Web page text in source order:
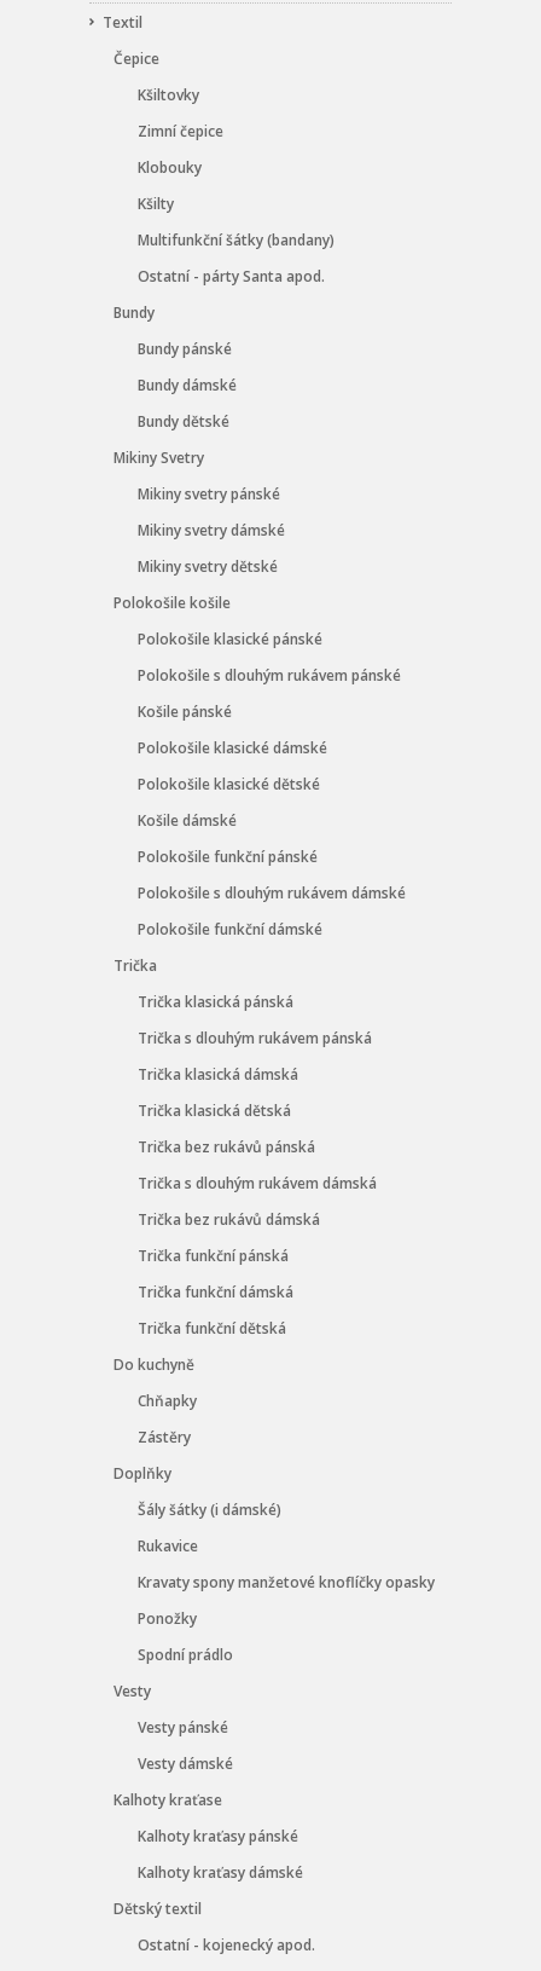
Textil
Čepice
Kšiltovky
Zimní čepice
Klobouky
Kšilty
Multifunkční šátky (bandany)
Ostatní - párty Santa apod.
Bundy
Bundy pánské
Bundy dámské
Bundy dětské
Mikiny Svetry
Mikiny svetry pánské
Mikiny svetry dámské
Mikiny svetry dětské
Polokošile košile
Polokošile klasické pánské
Polokošile s dlouhým rukávem pánské
Košile pánské
Polokošile klasické dámské
Polokošile klasické dětské
Košile dámské
Polokošile funkční pánské
Polokošile s dlouhým rukávem dámské
Polokošile funkční dámské
Trička
Trička klasická pánská
Trička s dlouhým rukávem pánská
Trička klasická dámská
Trička klasická dětská
Trička bez rukávů pánská
Trička s dlouhým rukávem dámská
Trička bez rukávů dámská
Trička funkční pánská
Trička funkční dámská
Trička funkční dětská
Do kuchyně
Chňapky
Zástěry
Doplňky
Šály šátky (i dámské)
Rukavice
Kravaty spony manžetové knoflíčky opasky
Ponožky
Spodní prádlo
Vesty
Vesty pánské
Vesty dámské
Kalhoty kraťase
Kalhoty kraťasy pánské
Kalhoty kraťasy dámské
Dětský textil
Ostatní - kojenecký apod.